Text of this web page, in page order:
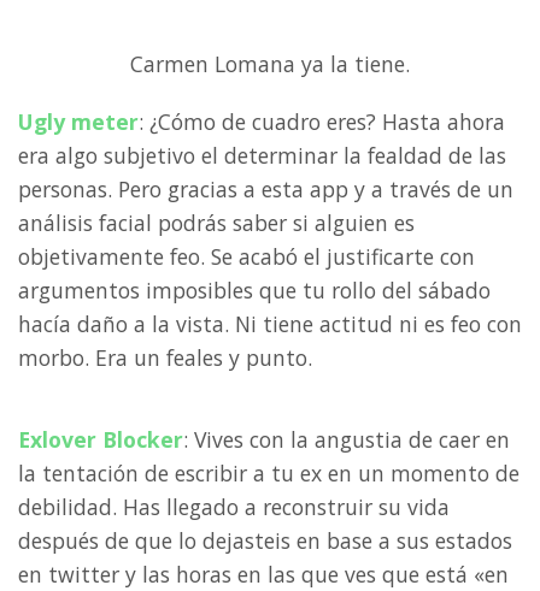
Carmen Lomana ya la tiene.
Ugly meter: ¿Cómo de cuadro eres? Hasta ahora
era algo subjetivo el determinar la fealdad de las
personas. Pero gracias a esta app y a través de un
análisis facial podrás saber si alguien es
objetivamente feo. Se acabó el justificarte con
argumentos imposibles que tu rollo del sábado
hacía daño a la vista. Ni tiene actitud ni es feo con
morbo. Era un feales y punto.
Exlover Blocker: Vives con la angustia de caer en
la tentación de escribir a tu ex en un momento de
debilidad. Has llegado a reconstruir su vida
después de que lo dejasteis en base a sus estados
en twitter y las horas en las que ves que está «en